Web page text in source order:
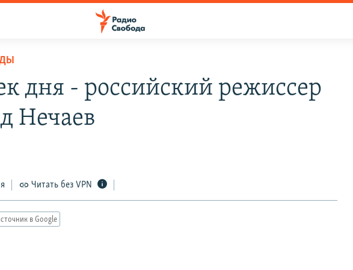
дня - российский режиссер
Нечаев
Читать без VPN
в Google